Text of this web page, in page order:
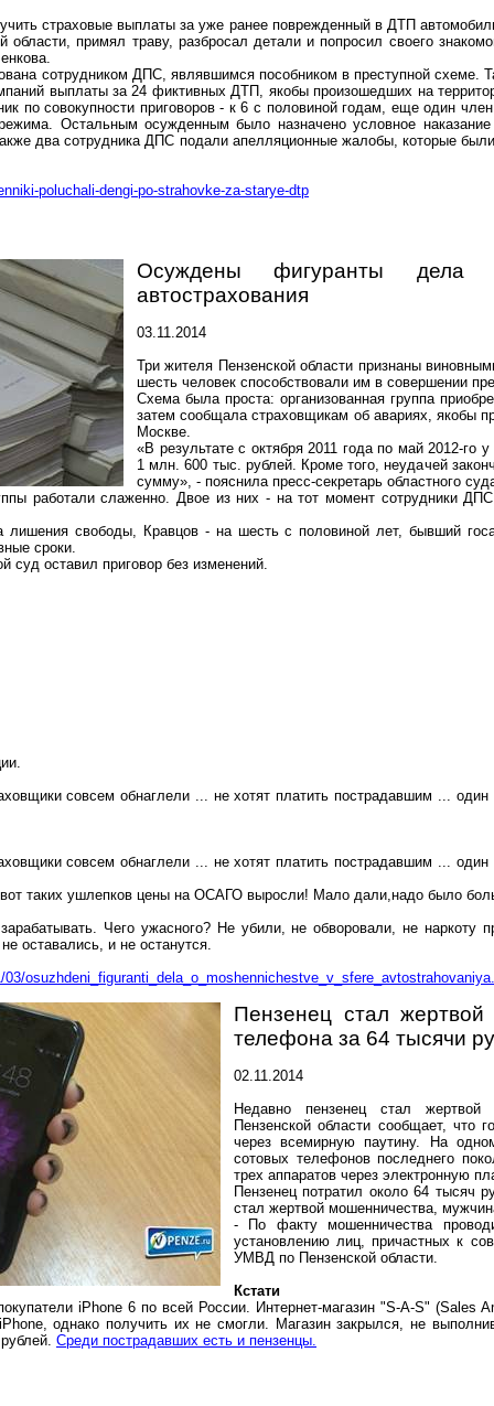
страховые выплаты за уже ранее поврежденный в ДТП
примял траву, разбросал детали и попросил своего
сотрудником ДПС, являвшимся пособником в преступной схеме.
выплаты за 24 фиктивных ДТП, якобы произошедших на
по совокупности приговоров - к 6 с половиной годам, еще один
Остальным осужденным было назначено условное
два сотрудника ДПС подали апелляционные жалобы, которые
poluchali-dengi-po-strahovke-za-starye-dtp
Осуждены фигуранты
автострахования
03.11.2014
Три жителя Пензенской области признаны
шесть человек способствовали им в совершении
Схема была проста: организованная группа
затем сообщала страховщикам об авариях, якобы
Москве.
«В результате с октября 2011 года по май 2012-го
1 млн. 600 тыс. рублей. Кроме того, неудачей
сумму», - пояснила пресс-секретарь областного
работали слаженно. Двое из них - на тот момент сотрудники
свободы, Кравцов - на шесть с половиной лет, бывший
сроки.
суд оставил приговор без изменений.
совсем обнаглели ... не хотят платить пострадавшим ... один
совсем обнаглели ... не хотят платить пострадавшим ... один
вот таких ушлепков цены на ОСАГО выросли! Мало дали,надо было
Чего ужасного? Не убили, не обворовали, не
оставались, и не останутся.
Пензенец стал
телефона за 64 тысячи
02.11.2014
Недавно пензенец стал
Пензенской области сообщает, что
через всемирную паутину. На
сотовых телефонов последнего
трех аппаратов через электронную
Пензенец потратил около 64 тысяч
стал жертвой мошенничества,
- По факту мошенничества
установлению лиц, причастных к
УМВД по Пензенской области.
Кстати
iPhone 6 по всей России. Интернет-магазин "S-A-S" (Sales
однако получить их не смогли. Магазин закрылся, не
Среди пострадавших есть и пензенцы.